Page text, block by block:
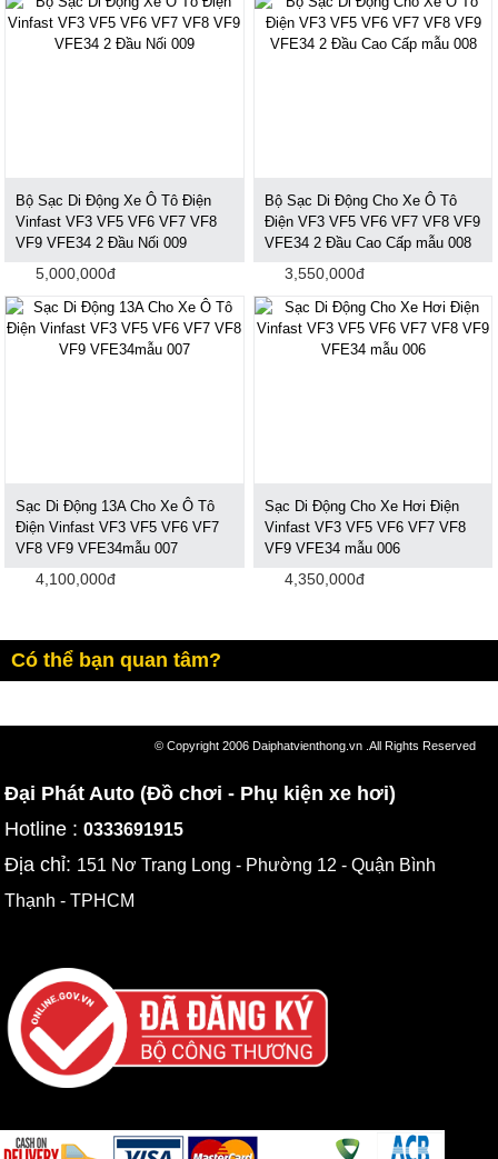
Bộ Sạc Di Động Xe Ô Tô Điện
Vinfast VF3 VF5 VF6 VF7 VF8
VF9 VFE34 2 Đầu Nối 009
5,000,000đ
Bộ Sạc Di Động Cho Xe Ô Tô
Điện VF3 VF5 VF6 VF7 VF8 VF9
VFE34 2 Đầu Cao Cấp mẫu 008
3,550,000đ
Sạc Di Động 13A Cho Xe Ô Tô
Điện Vinfast VF3 VF5 VF6 VF7
VF8 VF9 VFE34mẫu 007
4,100,000đ
Sạc Di Động Cho Xe Hơi Điện
Vinfast VF3 VF5 VF6 VF7 VF8
VF9 VFE34 mẫu 006
4,350,000đ
Có thể bạn quan tâm?
© Copyright 2006 Daiphatvienthong.vn .All Rights Reserved
Đại Phát Auto (Đồ chơi - Phụ kiện xe hơi)
Hotline :0333691915
Địa chỉ: 151 Nơ Trang Long - Phường 12 - Quận Bình
Thạnh - TPHCM